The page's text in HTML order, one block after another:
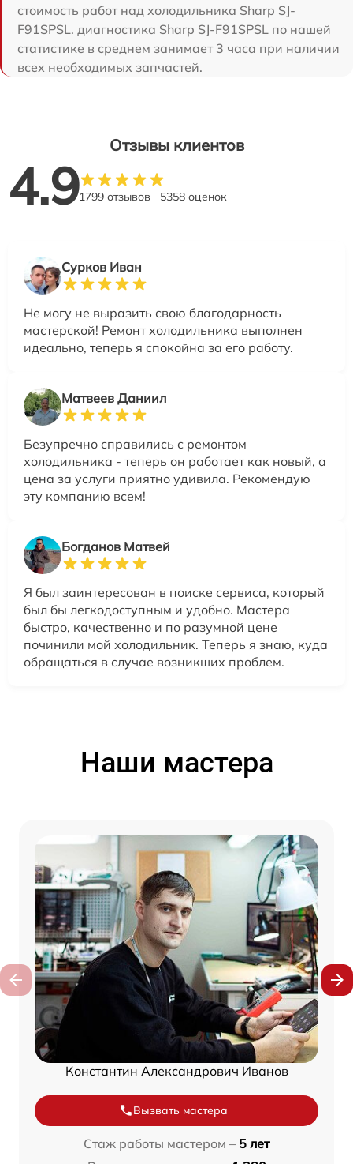
стоимость работ над холодильника Sharp SJ-
F91SPSL. диагностика Sharp SJ-F91SPSL по нашей
статистике в среднем занимает 3 часа при наличии
всех необходимых запчастей.
Отзывы клиентов
4.91799 отзывов 5358 оценок
Сурков Иван
Не могу не выразить свою благодарность
мастерской! Ремонт холодильника выполнен
идеально, теперь я спокойна за его работу.
Матвеев Даниил
Безупречно справились с ремонтом
холодильника - теперь он работает как новый, а
цена за услуги приятно удивила. Рекомендую
эту компанию всем!
Богданов Матвей
Я был заинтересован в поиске сервиса, который
был бы легкодоступным и удобно. Мастера
быстро, качественно и по разумной цене
починили мой холодильник. Теперь я знаю, куда
обращаться в случае возникших проблем.
Наши мастера
Константин Александрович Иванов
Вызвать мастера
Стаж работы мастером – 5 лет